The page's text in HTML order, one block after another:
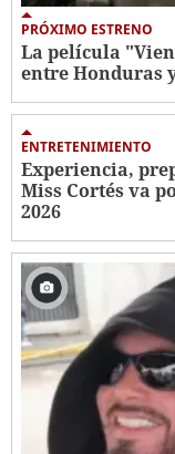
PRÓXIMO ESTRENO
La película
entre Honduras
ENTRETENIMIENTO
Experiencia,
Miss Cortés va
2026